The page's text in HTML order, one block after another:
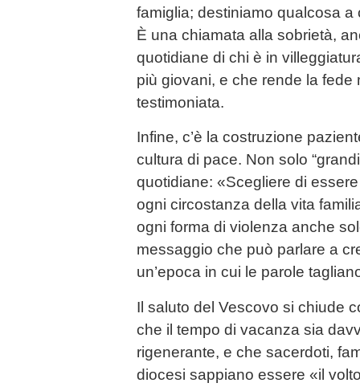
famiglia; destiniamo qualcosa a
È una chiamata alla sobrietà,
quotidiane di chi è in
più giovani, e che rende la fede
testimoniata.
Infine, c’è la costruzione
cultura di pace. Non solo
quotidiane: «Scegliere di
ogni circostanza della vita
ogni forma di violenza anche
messaggio che può parlare a
un’epoca in cui le parole
Il saluto del Vescovo si chiude
che il tempo di vacanza sia
rigenerante, e che sacerdoti,
diocesi sappiano essere «il